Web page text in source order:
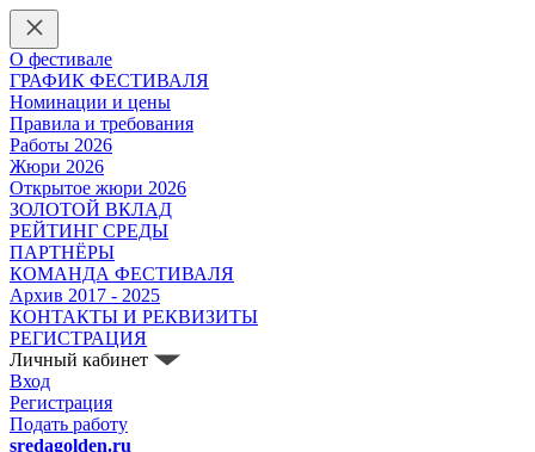
О фестивале
ГРАФИК ФЕСТИВАЛЯ
Номинации и цены
Правила и требования
Работы 2026
Жюри 2026
Открытое жюри 2026
ЗОЛОТОЙ ВКЛАД
РЕЙТИНГ СРЕДЫ
ПАРТНЁРЫ
КОМАНДА ФЕСТИВАЛЯ
Архив 2017 - 2025
КОНТАКТЫ И РЕКВИЗИТЫ
РЕГИСТРАЦИЯ
Личный кабинет
Вход
Регистрация
Подать работу
sredagolden.ru